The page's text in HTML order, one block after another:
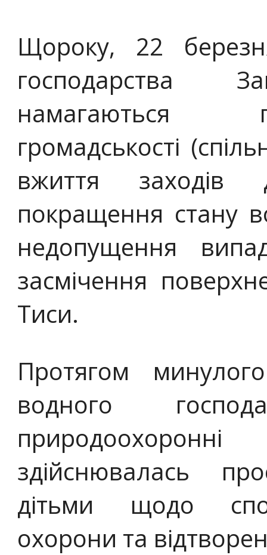
Щороку, 22
господарства
намагаються
громадськості
вжиття
покращення стану
недопущення
засмічення
Тиси.
Протягом
водного
здійснювалась
дітьми щодо
охорони та